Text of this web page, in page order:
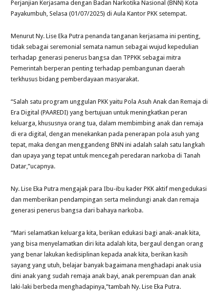
Perjanjian Kerjasama dengan Badan Narkotika Nasional (BNN) Kota
Payakumbuh, Selasa (01/07/2025) di Aula Kantor PKK setempat.
Menurut Ny. Lise Eka Putra penanda tanganan kerjasama ini penting,
tidak sebagai seremonial semata namun sebagai wujud kepedulian
terhadap generasi penerus bangsa dan TPPKK sebagai mitra
Pemerintah berperan penting terhadap pembangunan daerah
terkhusus bidang pemberdayaan masyarakat.
“Salah satu program unggulan PKK yaitu Pola Asuh Anak dan Remaja di
Era Digital (PAAREDI) yang bertujuan untuk meningkatkan peran
keluarga, khususnya orang tua, dalam membimbing anak dan remaja
di era digital, dengan menekankan pada penerapan pola asuh yang
tepat, maka dengan menggandeng BNN ini adalah salah satu langkah
dan upaya yang tepat untuk mencegah peredaran narkoba di Tanah
Datar,”ucapnya.
Ny. Lise Eka Putra mengajak para Ibu-ibu kader PKK aktif mengedukasi
dan memberikan pendampingan serta melindungi anak dan remaja
generasi penerus bangsa dari bahaya narkoba.
“Mari selamatkan keluarga kita, berikan edukasi bagi anak-anak kita,
yang bisa menyelamatkan diri kita adalah kita, bergaul dengan orang
yang benar lakukan kedisiplinan kepada anak kita, berikan kasih
sayang yang utuh, belajar banyak bagaimana menghadapi anak usia
dini anak yang sudah remaja anak bayi, anak perempuan dan anak
laki-laki berbeda menghadapinya,”tambah Ny. Lise Eka Putra.